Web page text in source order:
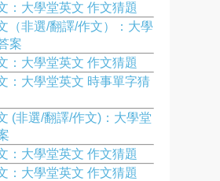
：大學堂英文 作文猜題
（非選/翻譯/作文）：大學
案
：大學堂英文 作文猜題
：大學堂英文 時事單字猜
(非選/翻譯/作文)：大學堂
：大學堂英文 作文猜題
：大學堂英文 作文猜題